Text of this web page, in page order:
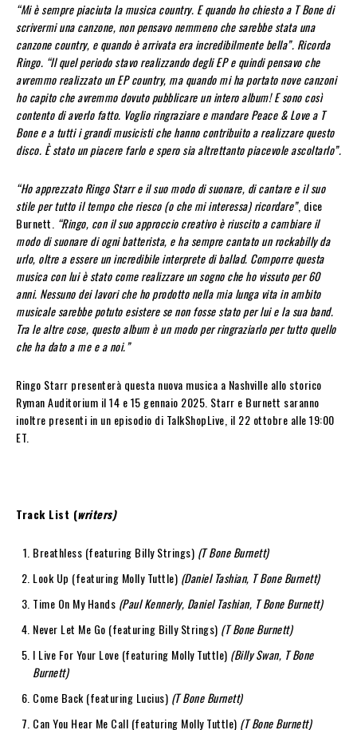
“Mi è sempre piaciuta la musica country. E quando ho chiesto a T Bone di
scrivermi una canzone, non pensavo nemmeno che sarebbe stata una
canzone country, e quando è arrivata era incredibilmente bella”. Ricorda
Ringo. “Il quel periodo stavo realizzando degli EP e quindi pensavo che
avremmo realizzato un EP country, ma quando mi ha portato nove canzoni
ho capito che avremmo dovuto pubblicare un intero album! E sono così
contento di averlo fatto. Voglio ringraziare e mandare Peace & Love a T
Bone e a tutti i grandi musicisti che hanno contribuito a realizzare questo
disco. È stato un piacere farlo e spero sia altrettanto piacevole ascoltarlo”.
“Ho apprezzato Ringo Starr e il suo modo di suonare, di cantare e il suo
stile per tutto il tempo che riesco (o che mi interessa) ricordare”, dice
Burnett. “Ringo, con il suo approccio creativo è riuscito a cambiare il
modo di suonare di ogni batterista, e ha sempre cantato un rockabilly da
urlo, oltre a essere un incredibile interprete di ballad. Comporre questa
musica con lui è stato come realizzare un sogno che ho vissuto per 60
anni. Nessuno dei lavori che ho prodotto nella mia lunga vita in ambito
musicale sarebbe potuto esistere se non fosse stato per lui e la sua band.
Tra le altre cose, questo album è un modo per ringraziarlo per tutto quello
che ha dato a me e a noi.”
Ringo Starr presenterà questa nuova musica a Nashville allo storico
Ryman Auditorium il 14 e 15 gennaio 2025. Starr e Burnett saranno
inoltre presenti in un episodio di TalkShopLive, il 22 ottobre alle 19:00
ET.
Track List (writers)
Breathless (featuring Billy Strings) (T Bone Burnett)
Look Up (featuring Molly Tuttle) (Daniel Tashian, T Bone Burnett)
Time On My Hands (Paul Kennerly, Daniel Tashian, T Bone Burnett)
Never Let Me Go (featuring Billy Strings) (T Bone Burnett)
I Live For Your Love (featuring Molly Tuttle) (Billy Swan, T Bone
Burnett)
Come Back (featuring Lucius) (T Bone Burnett)
Can You Hear Me Call (featuring Molly Tuttle) (T Bone Burnett)